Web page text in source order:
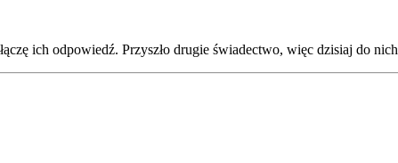
ich odpowiedź. Przyszło drugie świadectwo, więc dzisiaj do